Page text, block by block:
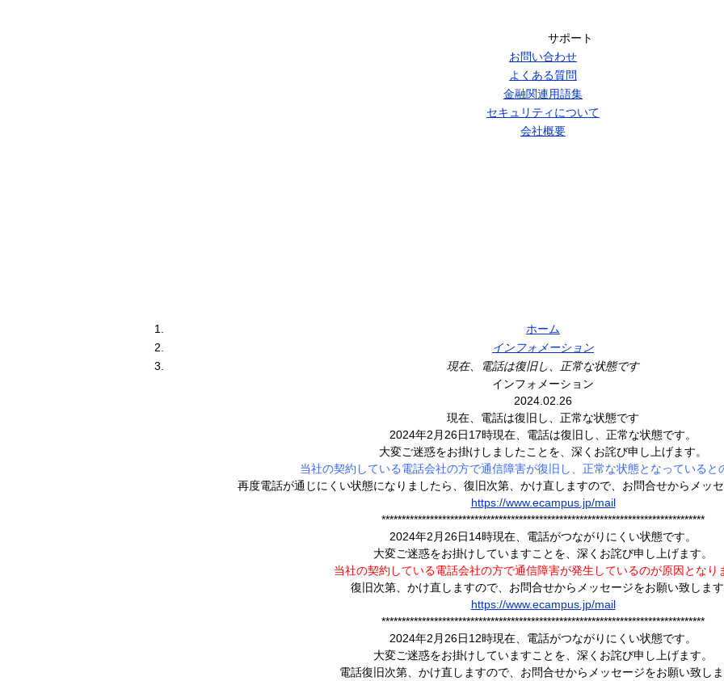
サポート
お問い合わせ
よくある質問
金融関連用語集
セキュリティについて
会社概要
ホーム
インフォメーション
現在、電話は復旧し、正常な状態です
インフォメーション
2024.02.26
現在、電話は復旧し、正常な状態です
2024年2月26日17時現在、電話は復旧し、正常な状態です。
大変ご迷惑をお掛けしましたことを、深くお詫び申し上げます。
当社の契約している電話会社の方で通信障害が復旧し、正常な状態となっていると
再度電話が通じにくい状態になりましたら、復旧次第、かけ直しますので、お問合せからメッセ
https://www.ecampus.jp/mail
********************************************************************************
2024年2月26日14時現在、電話がつながりにくい状態です。
大変ご迷惑をお掛けしていますことを、深くお詫び申し上げます。
当社の契約している電話会社の方で通信障害が発生しているのが原因となり
復旧次第、かけ直しますので、お問合せからメッセージをお願い致します
https://www.ecampus.jp/mail
********************************************************************************
2024年2月26日12時現在、電話がつながりにくい状態です。
大変ご迷惑をお掛けしていますことを、深くお詫び申し上げます。
電話復旧次第、かけ直しますので、お問合せからメッセージをお願い致しま